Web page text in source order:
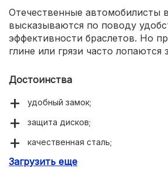
Отечественные автомобилисты
высказываются по поводу
эффективности браслетов. Но
глине или грязи часто лопаются
Достоинства
удобный замок;
защита дисков;
качественная сталь;
прочная лента.
Загрузить еще